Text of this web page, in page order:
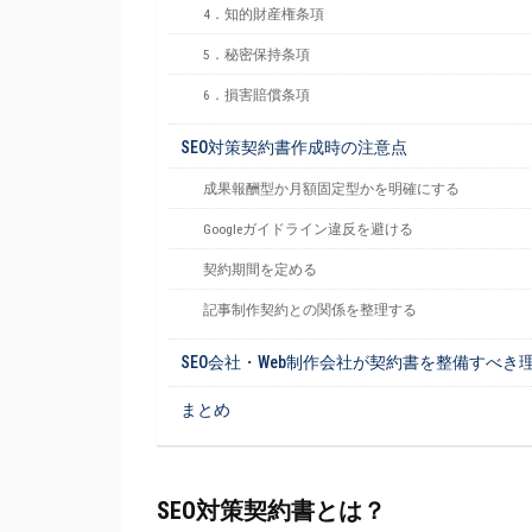
4．知的財産権条項
5．秘密保持条項
6．損害賠償条項
SEO対策契約書作成時の注意点
成果報酬型か月額固定型かを明確にする
Googleガイドライン違反を避ける
契約期間を定める
記事制作契約との関係を整理する
SEO会社・Web制作会社が契約書を整備すべき
まとめ
SEO対策契約書とは？